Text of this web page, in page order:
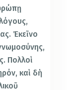
Ἐκεῖνο
Πολλοὶ
καὶ δὴ